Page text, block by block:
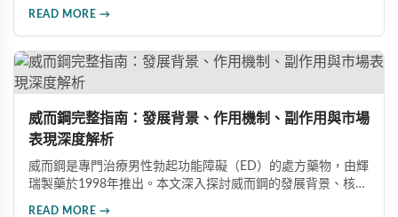
READ MORE →
威而鋼完整指南：發展背景、作用機制、副作用與市場
表現深度解析
威而鋼是專門治療男性勃起功能障礙（ED）的處方藥物，由輝
瑞製藥於1998年推出。本文深入探討威而鋼的發展背景、核心
READ MORE →